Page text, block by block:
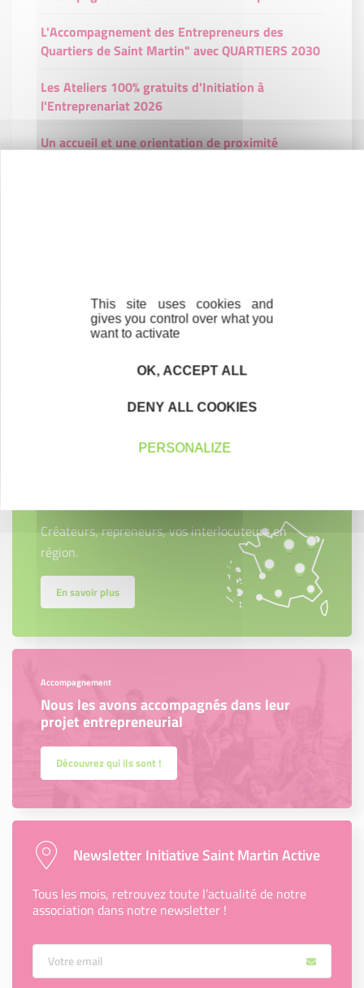
L'Accompagnement des Entrepreneurs des
Quartiers de Saint Martin" avec QUARTIERS 2030
Les Ateliers 100% gratuits d'Initiation à
l'Entreprenariat 2026
Un accueil et une orientation de proximité
Créateurs, repreneurs, vos interlocuteurs en
région.
En savoir plus
Accompagnement
Nous les avons accompagnés dans leur
projet entrepreneurial
Découvrez qui ils sont !
Newsletter Initiative Saint Martin Active
Tous les mois, retrouvez toute l’actualité de notre
association dans notre newsletter !
Votre Email
This site uses cookies and
gives you control over what you
want to activate
OK, ACCEPT ALL
DENY ALL COOKIES
PERSONALIZE